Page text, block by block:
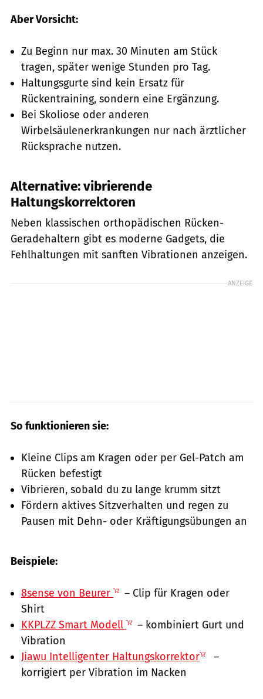
Aber Vorsicht:
Zu Beginn nur max. 30 Minuten am Stück
tragen, später wenige Stunden pro Tag.
Haltungsgurte sind kein Ersatz für
Rückentraining, sondern eine Ergänzung.
Bei Skoliose oder anderen
Wirbelsäulenerkrankungen nur nach ärztlicher
Rücksprache nutzen.
Alternative: vibrierende
Haltungskorrektoren
Neben klassischen orthopädischen Rücken-
Geradehaltern gibt es moderne Gadgets, die
Fehlhaltungen mit sanften Vibrationen anzeigen.
ANZEIGE
So funktionieren sie:
Kleine Clips am Kragen oder per Gel-Patch am
Rücken befestigt
Vibrieren, sobald du zu lange krumm sitzt
Fördern aktives Sitzverhalten und regen zu
Pausen mit Dehn- oder Kräftigungsübungen an
Beispiele:
8sense von Beurer
– Clip für Kragen oder
Shirt
KKPLZZ Smart Modell
– kombiniert Gurt und
Vibration
Jiawu Intelligenter Haltungskorrektor
–
korrigiert per Vibration im Nacken